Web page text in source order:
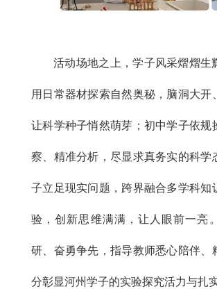
活动场地之上，学子风采熠熠生
用日常器材探索自然奥秘，脑洞大开
让科学种子悄然萌芽；初中学子依规
察、精准分析，尽显求真务实的科学
子立足现实问题，跨界融合多学科知
验，创新思维满满，让人眼前一亮
研、奋勇争先，指导教师悉心陪伴、
分彰显河州学子的实验探究活力与扎